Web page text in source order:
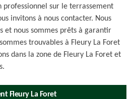
professionnel sur le terrassement
invitons à nous contacter. Nous
et nous sommes prêts à garantir
trouvables à Fleury La Foret
dans la zone de Fleury La Foret et
Fleury La Foret